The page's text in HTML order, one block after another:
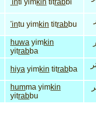
'inti yimkin titrabbi
'intu yimkin titrabbu
huwa yimkin
yitrabba
hiya yimkin titrabba
humma yimkin
yitrabbu